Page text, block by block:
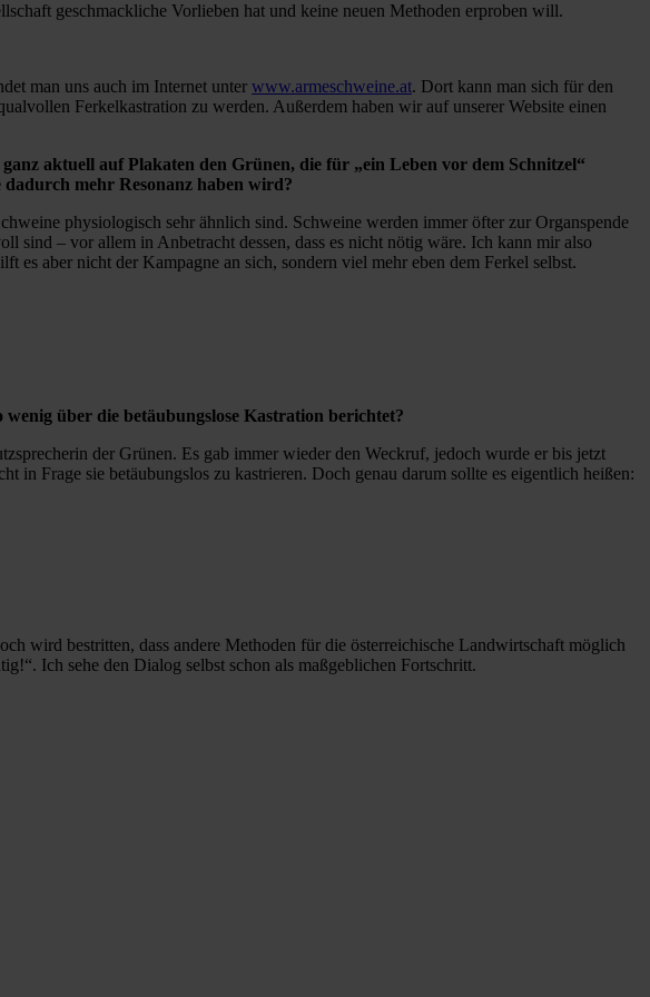
geschmackliche Vorlieben hat und keine neuen Methoden erproben will.
man uns auch im Internet unter www.armeschweine.at. Dort kann man sich für den
Ferkelkastration zu werden. Außerdem haben wir auf unserer Website einen
aktuell auf Plakaten den Grünen, die für „ein Leben vor dem Schnitzel“
mehr Resonanz haben wird?
physiologisch sehr ähnlich sind. Schweine werden immer öfter zur Organspende
sind – vor allem in Anbetracht dessen, dass es nicht nötig wäre. Ich kann mir also
es aber nicht der Kampagne an sich, sondern viel mehr eben dem Ferkel selbst.
über die betäubungslose Kastration berichtet?
der Grünen. Es gab immer wieder den Weckruf, jedoch wurde er bis jetzt
in Frage sie betäubungslos zu kastrieren. Doch genau darum sollte es eigentlich heißen:
wird bestritten, dass andere Methoden für die österreichische Landwirtschaft möglich
Ich sehe den Dialog selbst schon als maßgeblichen Fortschritt.